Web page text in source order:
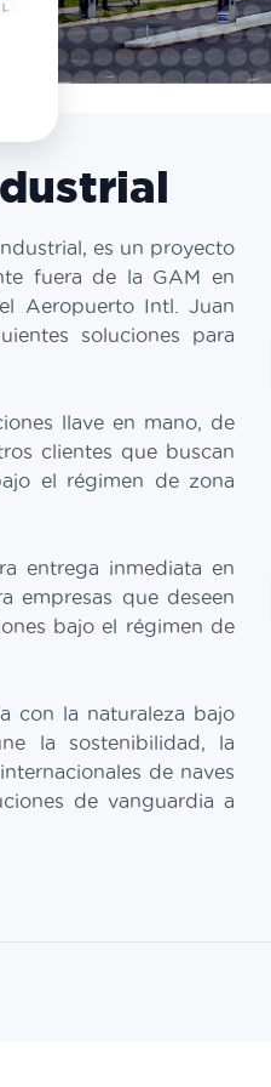
es un proyecto
fuera de la GAM en
Aeropuerto Intl. Juan
soluciones para
llave en mano, de
clientes que buscan
el régimen de zona
entrega inmediata en
empresas que deseen
bajo el régimen de
con la naturaleza bajo
la sostenibilidad, la
de naves
de vanguardia a